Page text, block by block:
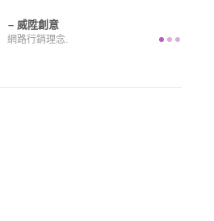
威陞創意
網路行銷理念.